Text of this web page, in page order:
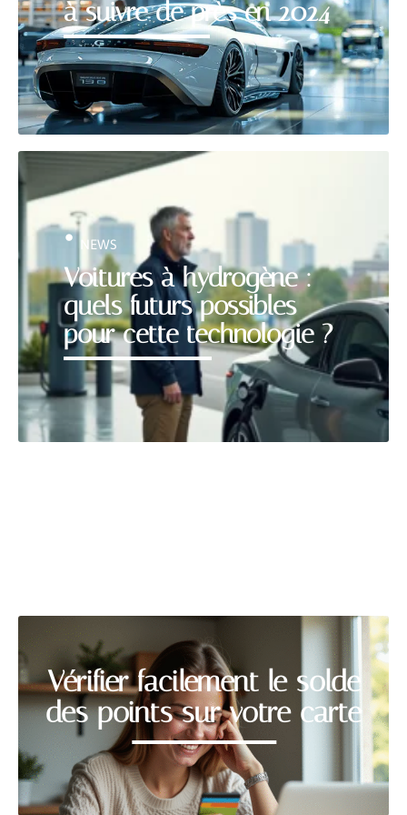
à suivre de près en 2024
Voitures à hydrogène :
quels futurs possibles
pour cette technologie ?
NEWS
Vérifier facilement le solde
des points sur votre carte